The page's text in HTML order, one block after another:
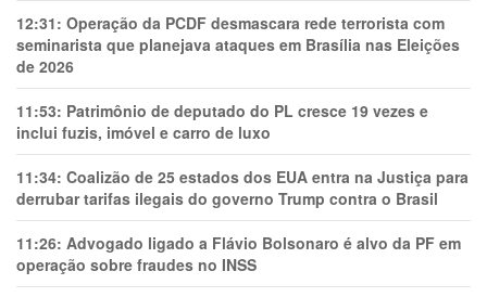
12:31: Operação da PCDF desmascara rede terrorista com
seminarista que planejava ataques em Brasília nas Eleições
de 2026
11:53: Patrimônio de deputado do PL cresce 19 vezes e
inclui fuzis, imóvel e carro de luxo
11:34: Coalizão de 25 estados dos EUA entra na Justiça para
derrubar tarifas ilegais do governo Trump contra o Brasil
11:26: Advogado ligado a Flávio Bolsonaro é alvo da PF em
operação sobre fraudes no INSS